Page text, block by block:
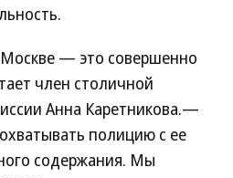
— это совершенно
член столичной
Анна Каретникова.—
полицию с ее
содержания. Мы